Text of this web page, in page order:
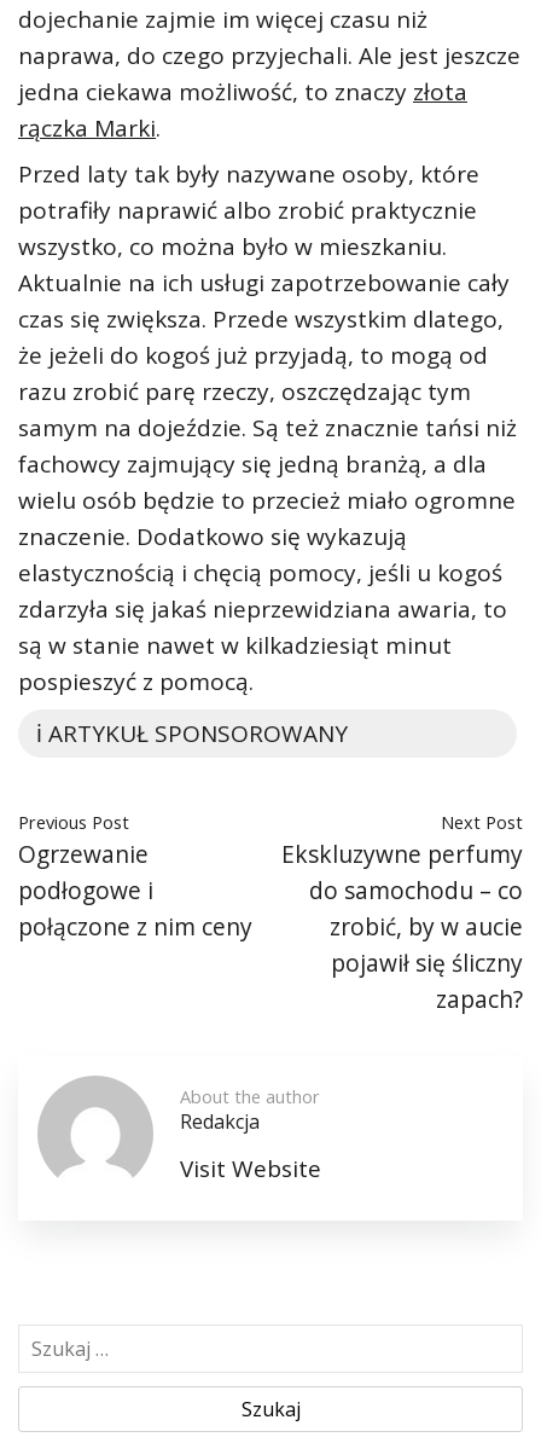
dojechanie zajmie im więcej czasu niż
naprawa, do czego przyjechali. Ale jest jeszcze
jedna ciekawa możliwość, to znaczy złota
rączka Marki.
Przed laty tak były nazywane osoby, które
potrafiły naprawić albo zrobić praktycznie
wszystko, co można było w mieszkaniu.
Aktualnie na ich usługi zapotrzebowanie cały
czas się zwiększa. Przede wszystkim dlatego,
że jeżeli do kogoś już przyjadą, to mogą od
razu zrobić parę rzeczy, oszczędzając tym
samym na dojeździe. Są też znacznie tańsi niż
fachowcy zajmujący się jedną branżą, a dla
wielu osób będzie to przecież miało ogromne
znaczenie. Dodatkowo się wykazują
elastycznością i chęcią pomocy, jeśli u kogoś
zdarzyła się jakaś nieprzewidziana awaria, to
są w stanie nawet w kilkadziesiąt minut
pospieszyć z pomocą.
ℹ️ ARTYKUŁ SPONSOROWANY
Previous Post
Ogrzewanie
podłogowe i
połączone z nim ceny
Next Post
Ekskluzywne perfumy
do samochodu – co
zrobić, by w aucie
pojawił się śliczny
zapach?
About the author
Redakcja
Visit Website
z
k